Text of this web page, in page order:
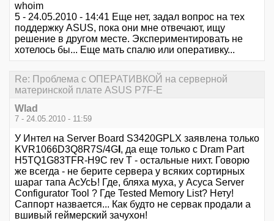
whoim
5 - 24.05.2010 - 14:41 Еще нет, задал вопрос на тех
поддержку ASUS, пока они мне отвечают, ищу
решение в другом месте. Экспериментировать не
хотелось бы... Еще мать спалю или оперативку...
Re: Проблема с ОПЕРАТИВКОЙ на серверной
материнской плате ASUS P7F-E
Wlad
7 - 24.05.2010 - 11:59
У Интел на Server Board S3420GPLX заявлена только
KVR1066D3Q8R7S/4G , да еще только с Dram Part
H5TQ1G83TFR-H9C rev T - остальные нихт. Говорю
же всегда - не берите сервера у всяких сортирных
шараг тапа АсУсЬ! Где, бляха муха, у Асуса Server
Configurator Tool ? Где Tested Memory List? Нету!
Саппорт назвается... Как будто не сервак продали а
вшивый геймерский зачухон!